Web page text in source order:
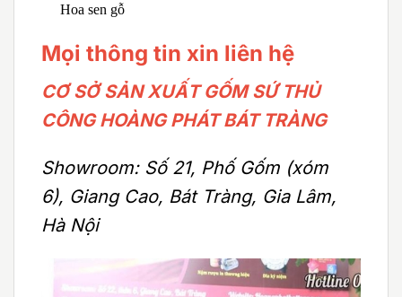
Hoa sen gỗ
Mọi thông tin xin liên hệ
CƠ SỞ SẢN XUẤT GỐM SỨ THỦ
CÔNG HOÀNG PHÁT BÁT TRÀNG
Showroom: Số 21, Phố Gốm (xóm
6), Giang Cao, Bát Tràng, Gia Lâm,
Hà Nội